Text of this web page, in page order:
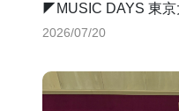
◤MUSIC DAYS 東
2026/07/20